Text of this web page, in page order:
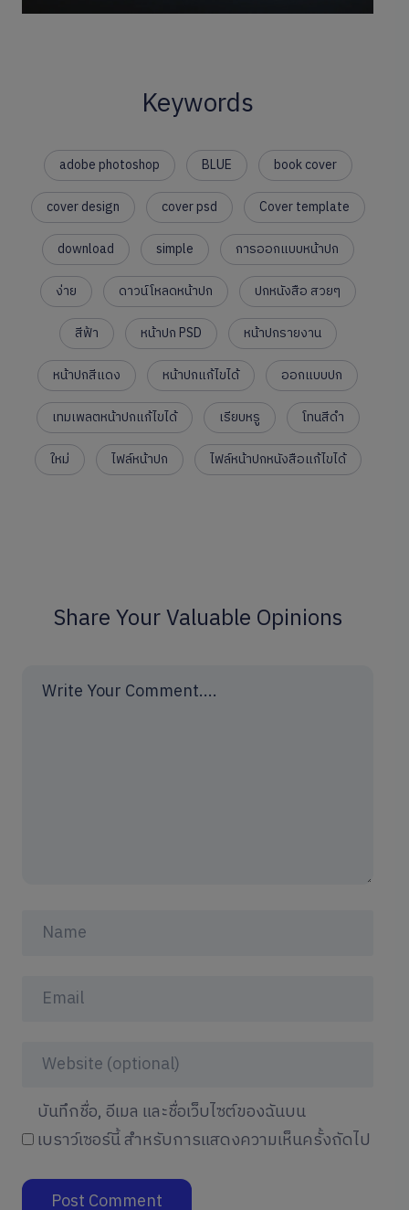
Keywords
adobe photoshop BLUE
book cover
cover design
cover psd
Cover template
download
simple
การออกแบบหน้าปก
ง่าย
ดาวน์โหลดหน้าปก
ปกหนังสือ สวยๆ
สีฟ้า
หน้าปก PSD
หน้าปกรายงาน
หน้าปกสีแดง
หน้าปกแก้ไขได้
ออกแบบปก
เทมเพลตหน้าปกแก้ไขได้
เรียบหรู
โทนสีดำ
ใหม่
ไฟล์หน้าปก ไฟล์หน้าปกหนังสือแก้ไขได้
Share Your Valuable Opinions
บันทึกชื่อ, อีเมล และชื่อเว็บไซต์ของฉันบน
เบราว์เซอร์นี้ สำหรับการแสดงความเห็นครั้งถัดไป